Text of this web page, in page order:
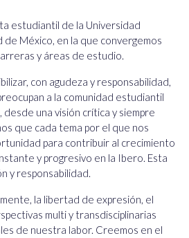
estudiantil de la Universidad
de México, en la que convergemos
y áreas de estudio.
con agudeza y responsabilidad,
a la comunidad estudiantil
una visión crítica y siempre
que cada tema por el que nos
para contribuir al crecimiento
y progresivo en la Ibero. Esta
y responsabilidad.
la libertad de expresión, el
multi y transdisciplinarias
de nuestra labor. Creemos en el